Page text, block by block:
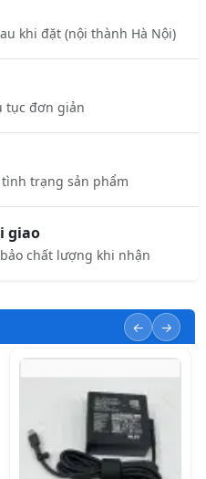
khi đặt (nội thành Hà Nội)
tục đơn giản
trạng sản phẩm
giao
chất lượng khi nhận